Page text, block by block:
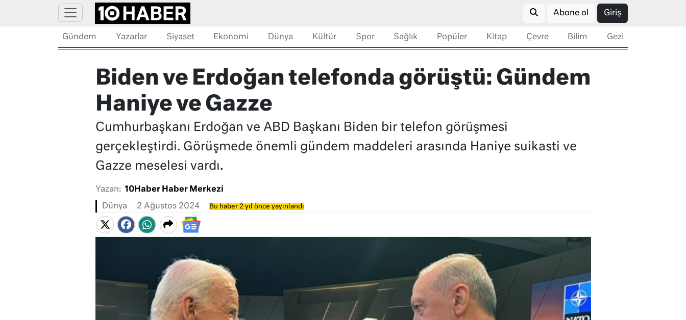
Abone ol Giriş
Gündem Yazarlar Siyaset Ekonomi Dünya Kültür Spor Sağlık Popüler Kitap Çevre Bilim Gezi
Biden ve Erdoğan telefonda görüştü: Gündem
Haniye ve Gazze
Cumhurbaşkanı Erdoğan ve ABD Başkanı Biden bir telefon görüşmesi
gerçekleştirdi. Görüşmede önemli gündem maddeleri arasında Haniye suikasti ve
Gazze meselesi vardı.
Yazan: 10Haber Haber Merkezi
Dünya 2 Ağustos 2024 Bu haber 2 yıl önce yayınlandı